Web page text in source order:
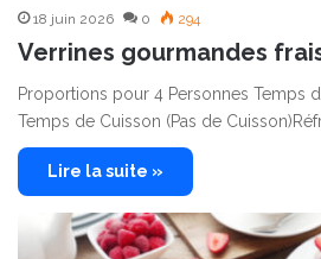
18 juin 2026 0 294
Verrines gourmandes
Proportions pour 4 Personnes Temps
Temps de Cuisson (Pas de
Lire la suite »